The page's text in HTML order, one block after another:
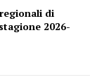
di
2026-